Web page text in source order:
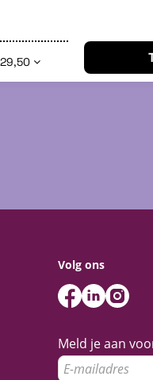
Volg ons
Meld je aan